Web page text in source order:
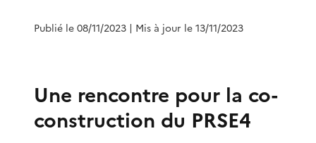
Publié le 08/11/2023 | Mis à jour le 13/11/2023
Une rencontre pour la co-
construction du PRSE4